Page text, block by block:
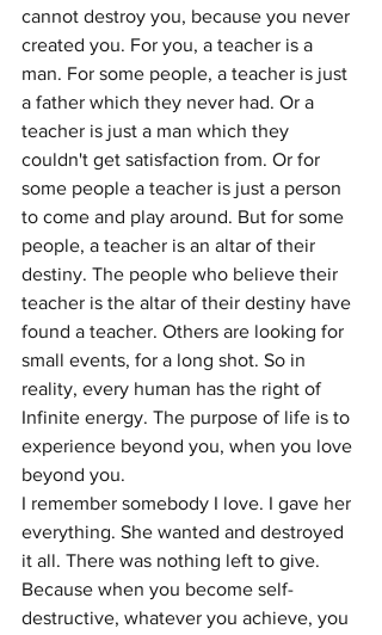
cannot destroy you, because you never
created you. For you, a teacher is a
man. For some people, a teacher is just
a father which they never had. Or a
teacher is just a man which they
couldn't get satisfaction from. Or for
some people a teacher is just a person
to come and play around. But for some
people, a teacher is an altar of their
destiny. The people who believe their
teacher is the altar of their destiny have
found a teacher. Others are looking for
small events, for a long shot. So in
reality, every human has the right of
Infinite energy. The purpose of life is to
experience beyond you, when you love
beyond you.
I remember somebody I love. I gave her
everything. She wanted and destroyed
it all. There was nothing left to give.
Because when you become self-
destructive, whatever you achieve, you